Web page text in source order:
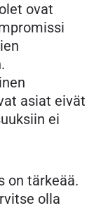
ovat
asiat eivät
ei
on tärkeää.
olla